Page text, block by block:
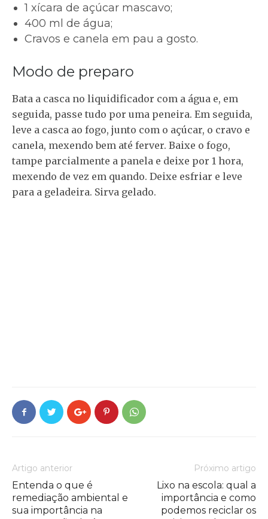
1 xícara de açúcar mascavo;
400 ml de água;
Cravos e canela em pau a gosto.
Modo de preparo
Bata a casca no liquidificador com a água e, em
seguida, passe tudo por uma peneira. Em seguida,
leve a casca ao fogo, junto com o açúcar, o cravo e
canela, mexendo bem até ferver. Baixe o fogo,
tampe parcialmente a panela e deixe por 1 hora,
mexendo de vez em quando. Deixe esfriar e leve
para a geladeira. Sirva gelado.
Artigo anterior
Entenda o que é
remediação ambiental e
sua importância na
Próximo artigo
Lixo na escola: qual a
importância e como
podemos reciclar os